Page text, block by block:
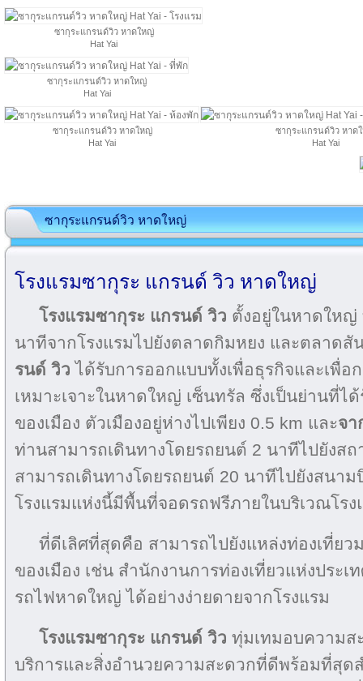
ซากุระแกรนด์วิว หาดใหญ่
Hat Yai
ซากุระแกรนด์วิว หาดใหญ่
Hat Yai
ซากุระแกรนด์วิว หาดใหญ่
Hat Yai
ซากุระแกรนด์วิว หาด
Hat Yai
ซากุระแกรนด์วิว หาดใหญ่
โรงแรมซากุระ แกรนด์ วิว หาดใหญ่
โรงแรมซากุระ แกรนด์ วิว ตั้งอยู่ในหาดใหญ่
นาทีจากโรงแรมไปยังตลาดกิมหยง และตลาด
รนด์ วิวได้รับการออกแบบทั้งเพื่อธุรกิจและเพื่อ
เหมาะเจาะในหาดใหญ่ เซ็นทรัล ซึ่งเป็นย่านที่
ของเมือง ตัวเมืองอยู่ห่างไปเพียง 0.5 km และจา
ท่านสามารถเดินทางโดยรถยนต์ 2 นาทีไปยังส
สามารถเดินทางโดยรถยนต์ 20 นาทีไปยังสนา
โรงแรมแห่งนี้มีพื้นที่จอดรถฟรีภายในบริเวณโรง
ที่ดีเลิศที่สุดคือ สามารถไปยังแหล่งท่องเที่ย
ของเมือง เช่น สำนักงานการท่องเที่ยวแห่งประเ
รถไฟหาดใหญ่ ได้อย่างง่ายดายจากโรงแรม
โรงแรมซากุระ แกรนด์ วิว ทุ่มเทมอบความส
บริการและสิ่งอำนวยความสะดวกที่ดีพร้อมที่สุ